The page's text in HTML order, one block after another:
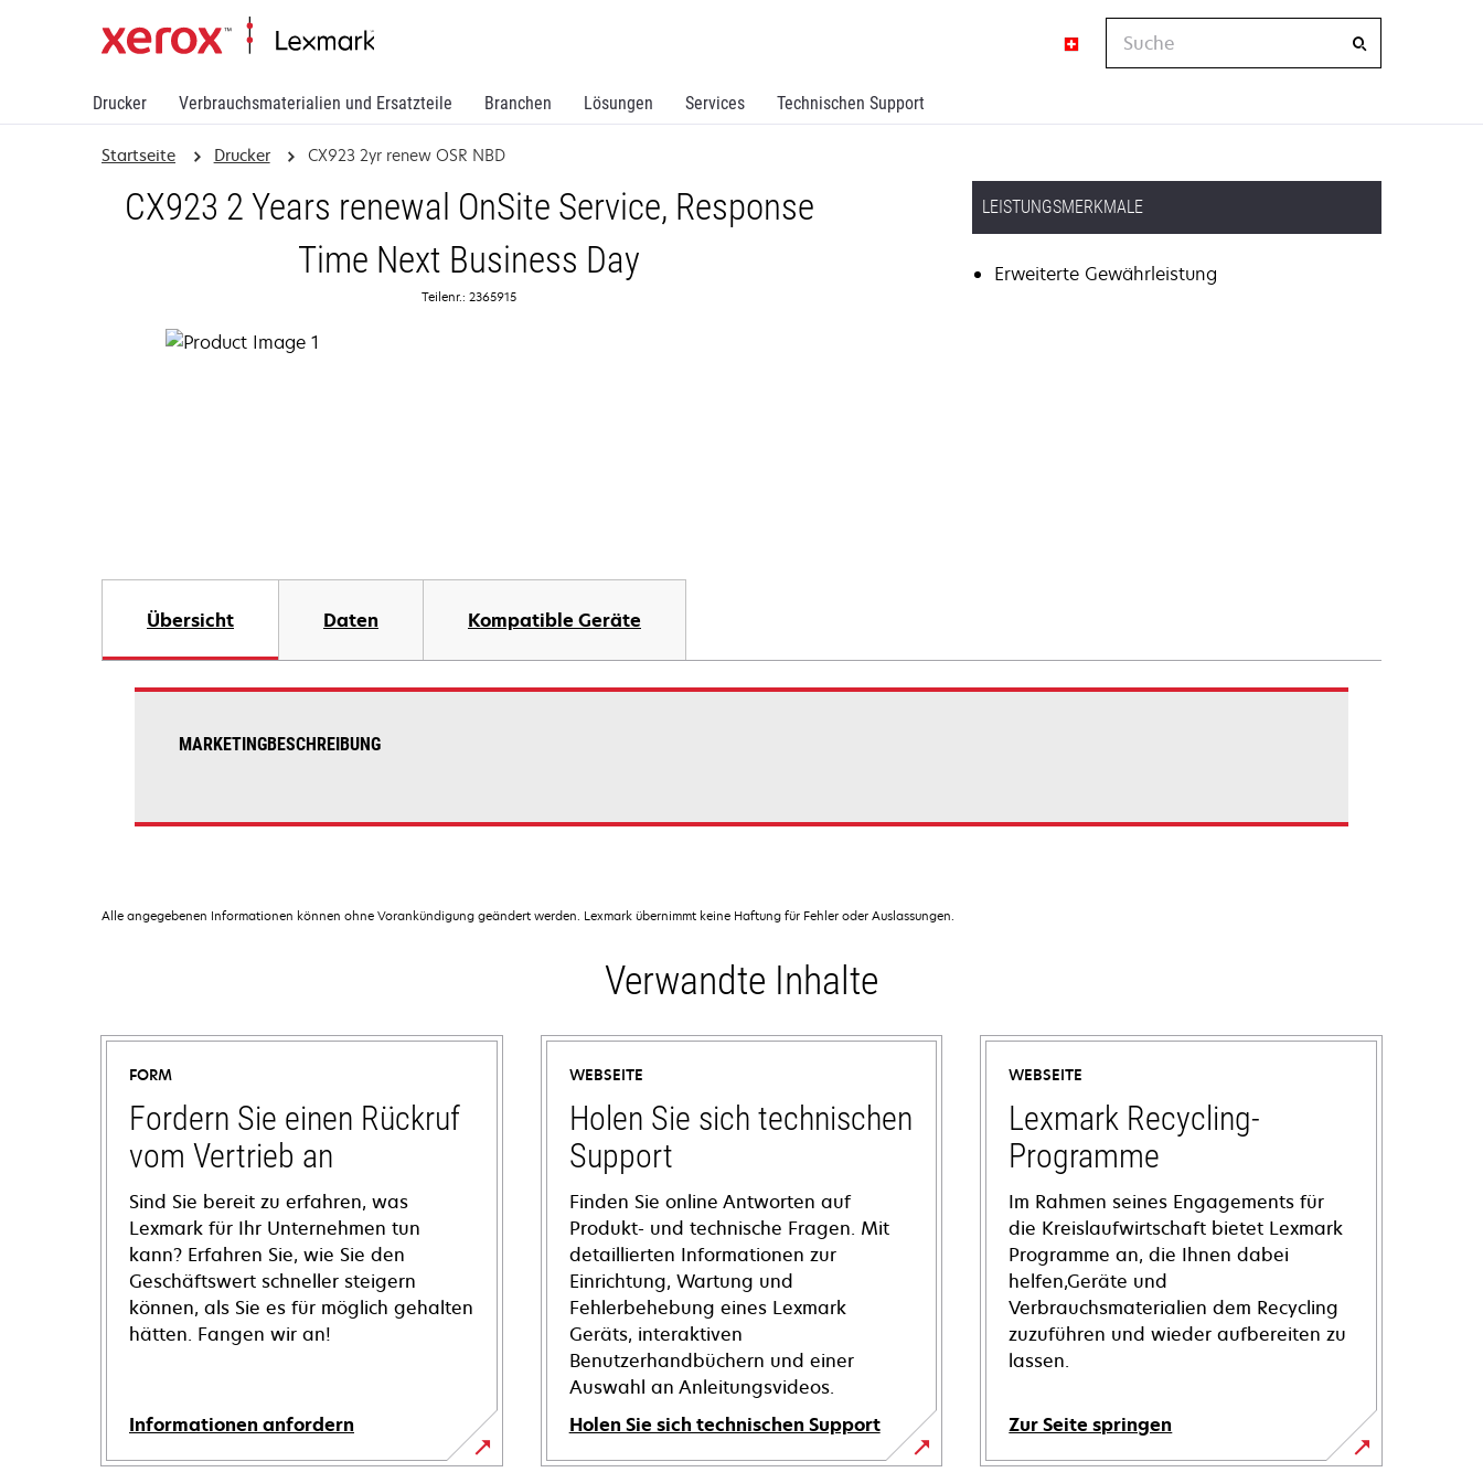
Drucker Verbrauchsmaterialien und Ersatzteile Branchen Lösungen Services Technischen Support
Suche
Startseite Drucker CX923 2yr renew OSR NBD
CX923 2 Years renewal OnSite Service, Response
Time Next Business Day
Teilenr.: 2365915
LEISTUNGSMERKMALE
Erweiterte Gewährleistung
Übersicht Daten Kompatible Geräte
MARKETINGBESCHREIBUNG
Alle angegebenen Informationen können ohne Vorankündigung geändert werden. Lexmark übernimmt keine Haftung für Fehler oder Auslassungen.
Verwandte Inhalte
FORM
Fordern Sie einen Rückruf
vom Vertrieb an
Sind Sie bereit zu erfahren, was
Lexmark für Ihr Unternehmen tun
kann? Erfahren Sie, wie Sie den
Geschäftswert schneller steigern
können, als Sie es für möglich gehalten
hätten. Fangen wir an!
Informationen anfordern
WEBSEITE
Holen Sie sich technischen
Support
Finden Sie online Antworten auf
Produkt- und technische Fragen. Mit
detaillierten Informationen zur
Einrichtung, Wartung und
Fehlerbehebung eines Lexmark
Geräts, interaktiven
Benutzerhandbüchern und einer
Auswahl an Anleitungsvideos.
Holen Sie sich technischen Support
wird
WEBSEITE
Lexmark Recycling-
Programme
Im Rahmen seines Engagements für
die Kreislaufwirtschaft bietet Lexmark
Programme an, die Ihnen dabei
helfen,Geräte und
Verbrauchsmaterialien dem Recycling
zuzuführen und wieder aufbereiten zu
lassen.
Zur Seite springen